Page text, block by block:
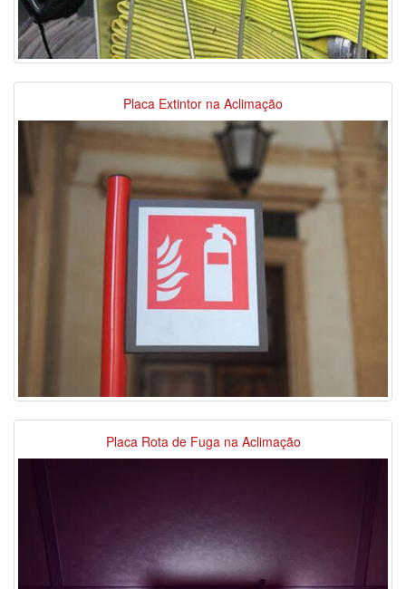
Placa Extintor na Aclimação
Placa Rota de Fuga na Aclimação